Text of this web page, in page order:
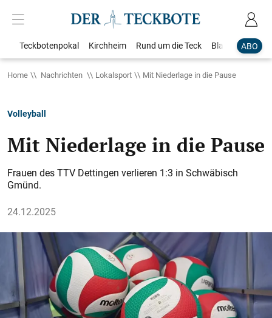
ABO
Teckbotenpokal Kirchheim Rund um die Teck Blaulicht
Home Nachrichten Lokalsport Mit Niederlage in die Pause
Volleyball
Mit Niederlage in die Pause
Frauen des TTV Dettingen verlieren 1:3 in Schwäbisch
Gmünd.
24.12.2025